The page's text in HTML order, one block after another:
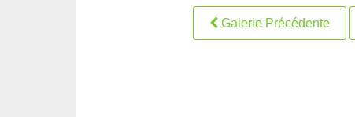
Galerie Précédente